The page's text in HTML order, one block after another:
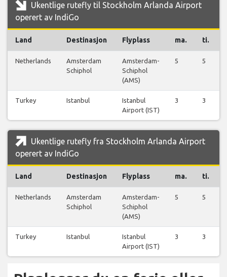
Ukentlige rutefly til Stockholm Arlanda Airport
operert av IndiGo
Land Destinasjon Flyplass ma. ti.
Netherlands
Amsterdam
Schiphol
Amsterdam-
Schiphol
(AMS)
5 5
Turkey Istanbul
Istanbul
Airport (IST)
3 3
Ukentlige rutefly fra Stockholm Arlanda Airport
operert av IndiGo
Land Destinasjon Flyplass ma. ti.
Netherlands
Amsterdam
Schiphol
Amsterdam-
Schiphol
(AMS)
5 5
Turkey Istanbul
Istanbul
Airport (IST)
3 3